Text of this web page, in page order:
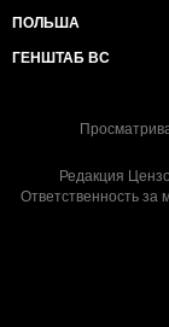
ПОЛЬША
ГЕНШТАБ ВС
Редакция
Ответственность за